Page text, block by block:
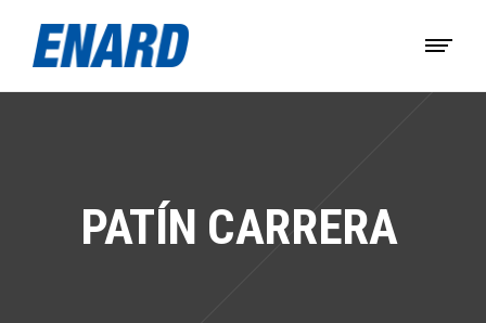
PATÍN CARRERA